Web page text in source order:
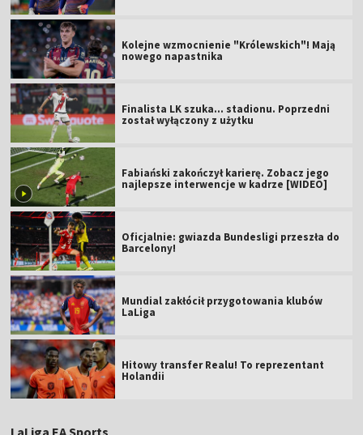
Kolejne wzmocnienie "Królewskich"! Mają
nowego napastnika
Finalista LK szuka... stadionu. Poprzedni
został wyłączony z użytku
Fabiański zakończył karierę. Zobacz jego
najlepsze interwencje w kadrze [WIDEO]
Oficjalnie: gwiazda Bundesligi przeszła do
Barcelony!
Mundial zakłócił przygotowania klubów
LaLiga
Hitowy transfer Realu! To reprezentant
Holandii
LaLiga EA Sports